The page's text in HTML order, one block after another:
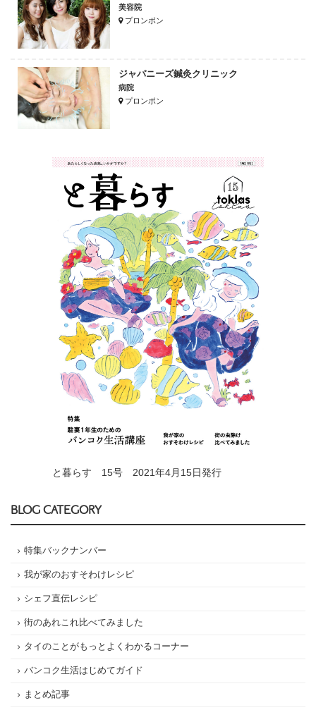
美容院
プロンポン
ジャパニーズ鍼灸クリニック
病院
プロンポン
と暮らす 15号 2021年4月15日発行
BLOG CATEGORY
特集バックナンバー
我が家のおすそわけレシピ
シェフ直伝レシピ
街のあれこれ比べてみました
タイのことがもっとよくわかるコーナー
バンコク生活はじめてガイド
まとめ記事